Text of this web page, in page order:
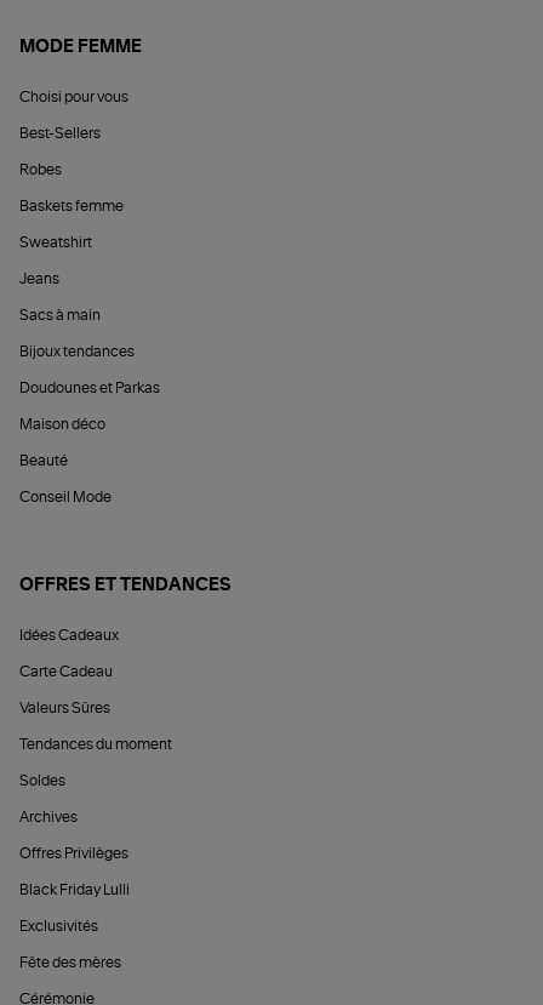
MODE FEMME
Choisi pour vous
Best-Sellers
Robes
Baskets femme
Sweatshirt
Jeans
Sacs à main
Bijoux tendances
Doudounes et Parkas
Maison déco
Beauté
Conseil Mode
OFFRES ET TENDANCES
Idées Cadeaux
Carte Cadeau
Valeurs Sûres
Tendances du moment
Soldes
Archives
Offres Privilèges
Black Friday Lulli
Exclusivités
Fête des mères
Cérémonie